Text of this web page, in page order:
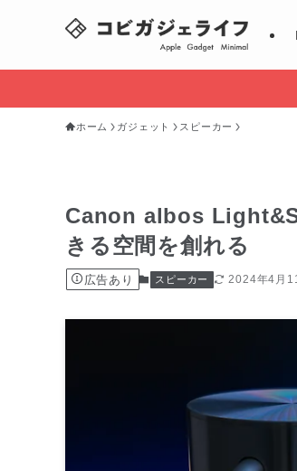
ホーム ガジェット スピーカー
Canon albos
きる空間を創れる
広告あり スピーカー 2024年4月